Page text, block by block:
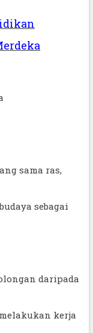
sama ras,
sebagai
daripada
kerja